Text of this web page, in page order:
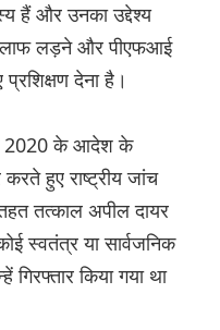
हैं और उनका उद्देश्य
लड़ने और पीएफआई
प्रशिक्षण देना है।
2020 के आदेश के
हुए राष्ट्रीय जांच
तत्काल अपील दायर
स्वतंत्र या सार्वजनिक
गिरफ्तार किया गया था